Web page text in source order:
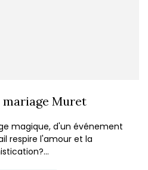
mariage Muret
magique, d'un événement
respire l'amour et la